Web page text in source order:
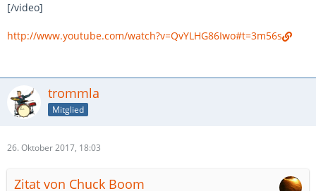
[/video]
http://www.youtube.com/watch?v=QvYLHG86Iwo#t=3m56s
trommla
Mitglied
26. Oktober 2017, 18:03
Zitat von Chuck Boom